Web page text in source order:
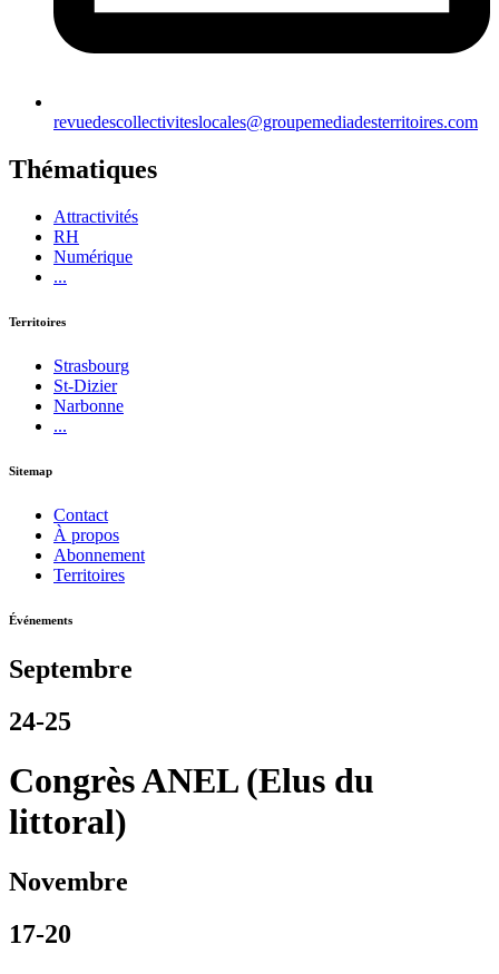
revuedescollectiviteslocales@groupemediadesterritoires.com
Thématiques
Attractivités
RH
Numérique
...
Territoires
Strasbourg
St-Dizier
Narbonne
...
Sitemap
Contact
À propos
Abonnement
Territoires
Événements
Septembre
24-25
Congrès ANEL (Elus du
littoral)
Novembre
17-20